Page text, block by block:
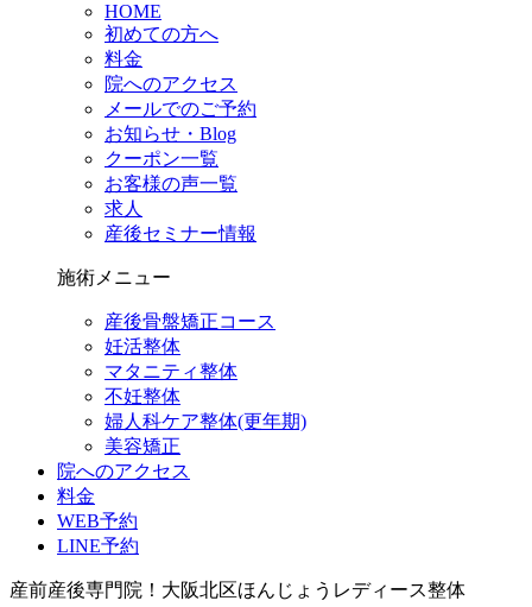
HOME
初めての方へ
料金
院へのアクセス
メールでのご予約
お知らせ・Blog
クーポン一覧
お客様の声一覧
求人
産後セミナー情報
施術メニュー
産後骨盤矯正コース
妊活整体
マタニティ整体
不妊整体
婦人科ケア整体(更年期)
美容矯正
院へのアクセス
料金
WEB予約
LINE予約
産前産後専門院！大阪北区ほんじょうレディース整体